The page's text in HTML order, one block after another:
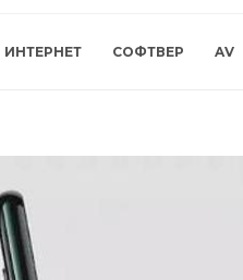
ИНТЕРНЕТ СОФТВЕР AV